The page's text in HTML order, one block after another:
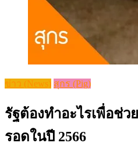
ข่าว (News) สุกร (Pig)
รัฐต้องทำอะไรเพื่อช่ว
รอดในปี 2566